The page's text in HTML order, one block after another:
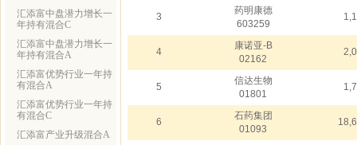
汇添富中盘潜力增长一
年持有混合C
汇添富中盘潜力增长一
年持有混合A
汇添富优势行业一年持
有混合A
汇添富优势行业一年持
有混合C
汇添富产业升级混合A
3
药明康德
603259
4
康诺亚-B
02162
5
信达生物
01801
6
石药集团
01093